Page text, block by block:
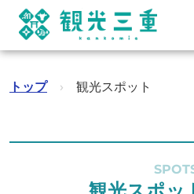
トップ › 観光スポット